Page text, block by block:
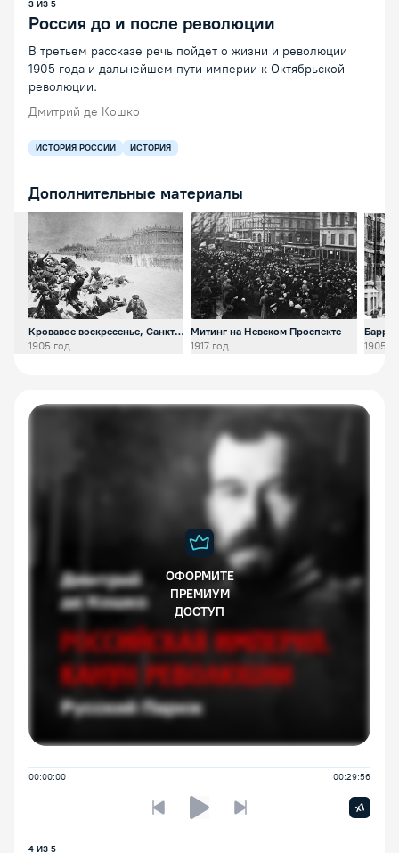
3 ИЗ 5
Россия до и после революции
В третьем рассказе речь пойдет о жизни и революции
1905 года и дальнейшем пути империи к Октябрьской
революции.
Дмитрий де Кошко
ИСТОРИЯ РОССИИ ИСТОРИЯ
Дополнительные материалы
Открыть предпросмотр изображения
Кровавое воскресенье, Санкт-
Петербург
1905 год
Открыть предпросмотр
Митинг на Невском Проспекте
1917 год
1905
ОФОРМИТЕ
ПРЕМИУМ
ДОСТУП
00:00:00 00:29:56
Предыдущая лекцияСледующая лекция
x1
4 ИЗ 5